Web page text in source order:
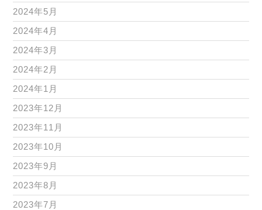
2024年5月
2024年4月
2024年3月
2024年2月
2024年1月
2023年12月
2023年11月
2023年10月
2023年9月
2023年8月
2023年7月